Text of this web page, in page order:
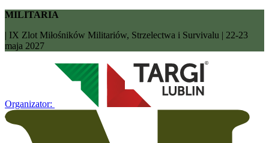
MILITARIA
| IX Zlot Miłośników Militariów, Strzelectwa i Survivalu | 22-23
maja 2027
Organizator: